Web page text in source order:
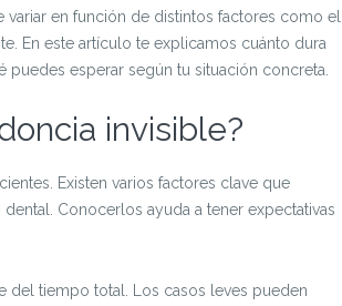
en función de distintos factores como el
En este artículo te explicamos cuánto dura
puedes esperar según tu situación concreta.
invisible?
Existen varios factores clave que
Conocerlos ayuda a tener expectativas
del tiempo total. Los casos leves pueden